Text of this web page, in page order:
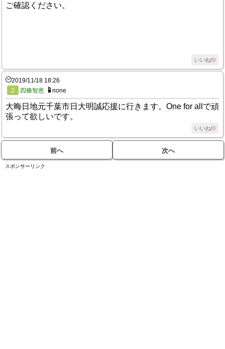
ご確認ください。
いいね!0
2019/11/18 18:26
2
四條智恵 none
大晦日地元千葉市日大明誠応援に行きます。One for allで頑
張って欲しいです。
いいね!0
前へ 次へ
スポンサーリンク